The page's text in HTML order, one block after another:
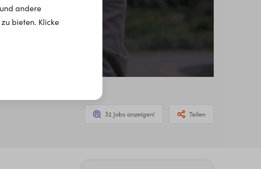
32 Jobs anzeigen! Teilen
andere
bieten. Klicke